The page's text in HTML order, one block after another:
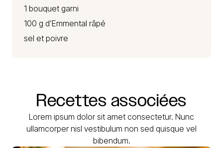
1 bouquet garni
100 g d’Emmental râpé
sel et poivre
Recettes associées
Lorem ipsum dolor sit amet consectetur. Nunc
ullamcorper nisl vestibulum non sed quisque vel
bibendum.